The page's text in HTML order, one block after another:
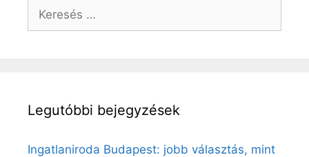
Keresés:
Legutóbbi bejegyzések
Ingatlaniroda Budapest: jobb választás, mint